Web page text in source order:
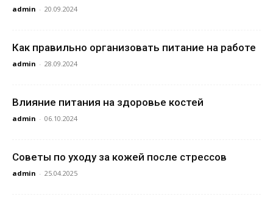
admin - 20.09.2024
Как правильно организовать питание на работе
admin - 28.09.2024
Влияние питания на здоровье костей
admin - 06.10.2024
Советы по уходу за кожей после стрессов
admin - 25.04.2025